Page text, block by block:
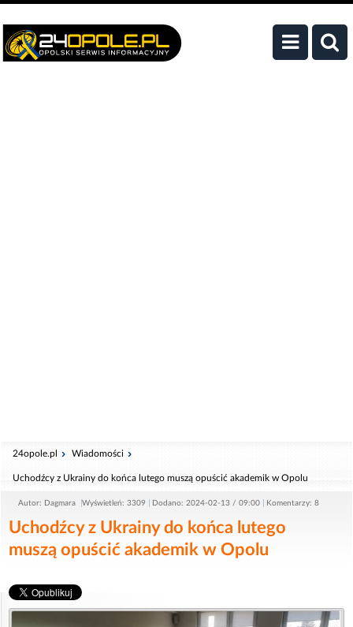
24opole.pl Wiadomości
Uchodźcy z Ukrainy do końca lutego muszą opuścić akademik w Opolu
Autor: Dagmara Wyświetleń: 3309 Dodano: 2024-02-13 / 09:00 Komentarzy: 8
Uchodźcy z Ukrainy do końca lutego
muszą opuścić akademik w Opolu